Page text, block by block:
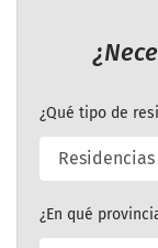
¿Qué tipo de
¿En qué